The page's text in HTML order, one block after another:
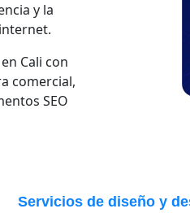
y la
Cali con
comercial,
SEO
Servicios de diseño y